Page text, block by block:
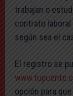
trabajan o
contrato
según sea el
El registro se
www.tupuente.cl
opción para